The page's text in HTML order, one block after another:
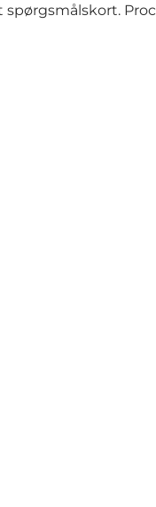
spørgsmålskort.